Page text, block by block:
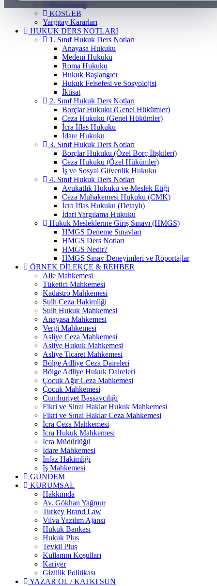
Frenchasıng
KOSGEB
Yargıtay Kararları
HUKUK DERS NOTLARI
1. Sınıf Hukuk Ders Notları
Anayasa Hukuku
Medeni Hukuku
Roma Hukuku
Hukuk Başlangıcı
Hukuk Felsefesi ve Sosyolojisi
İktisat
2. Sınıf Hukuk Ders Notları
Borçlar Hukuku (Genel Hükümler)
Ceza Hukuku (Genel Hükümler)
İcra İflas Hukuku
İdare Hukuku
3. Sınıf Hukuk Ders Notları
Borçlar Hukuku (Özel Borç İlişkileri)
Ceza Hukuku (Özel Hükümler)
İş ve Sosyal Güvenlik Hukuku
4. Sınıf Hukuk Ders Notları
Avukatlık Hukuku ve Meslek Etiği
Ceza Muhakemesi Hukuku (CMK)
İcra İflas Hukuku (Detaylı)
İdari Yargılama Hukuku
Hukuk Mesleklerine Giriş Sınavı (HMGS)
HMGS Deneme Sınavları
HMGS Ders Notları
HMGS Nedir?
HMGS Sınav Deneyimleri ve Röportajlar
ÖRNEK DILEKÇE & REHBER
Aile Mahkemesi
Tüketici Mahkemesi
Kadastro Mahkemesi
Sulh Ceza Hakimliği
Sulh Hukuk Mahkemesi
Anayasa Mahkemesi
Vergi Mahkemesi
Asliye Ceza Mahkemesi
Asliye Hukuk Mahkemesi
Asliye Ticaret Mahkemesi
Bölge Adliye Ceza Daireleri
Bölge Adliye Hukuk Daireleri
Çocuk Ağır Ceza Mahkemesi
Çocuk Mahkemesi
Cumhuriyet Başsavcılığı
Fikri ve Sinai Haklar Hukuk Mahkemesi
Fikri ve Sınai Haklar Ceza Mahkemesi
İcra Ceza Mahkemesi
İcra Hukuk Mahkemesi
İcra Müdürlüğü
İdare Mahkemesi
İnfaz Hakimliği
İş Mahkemesi
GÜNDEM
KURUMSAL
Hakkımda
Av. Gökhan Yağmur
Turkey Brand Law
Vilva Yazılım Ajansı
Hukuk Bankası
Hukuk Plus
Tevkil Plus
Kullanım Koşulları
Kariyer
Gizlilik Politikası
YAZAR OL / KATKI SUN